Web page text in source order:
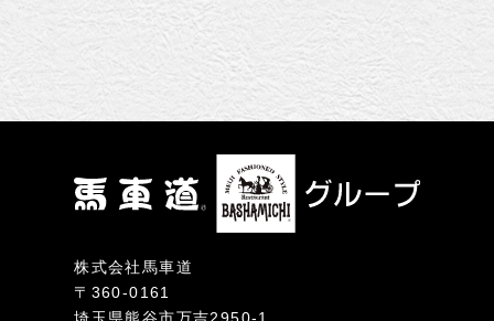
株式会社馬車道
〒360-0161